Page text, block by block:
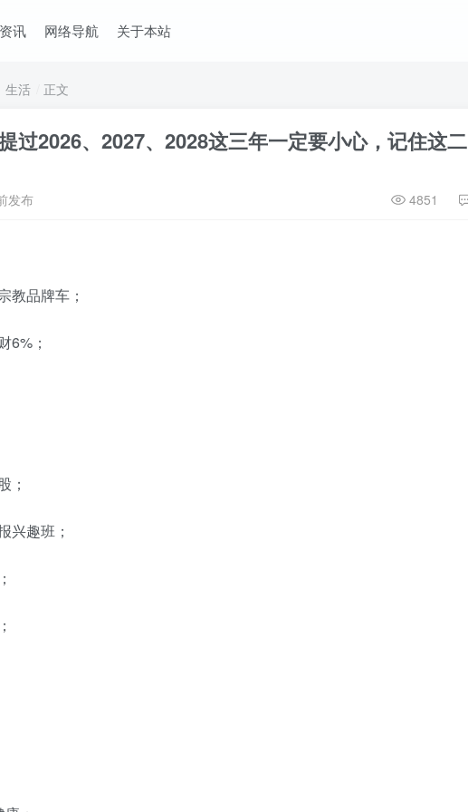
讯 网络导航 关于本站
生活 正文
过2026、2027、2028这三年一定要小心，记住这二
发布 4851
教品牌车；
6%；
；
兴趣班；